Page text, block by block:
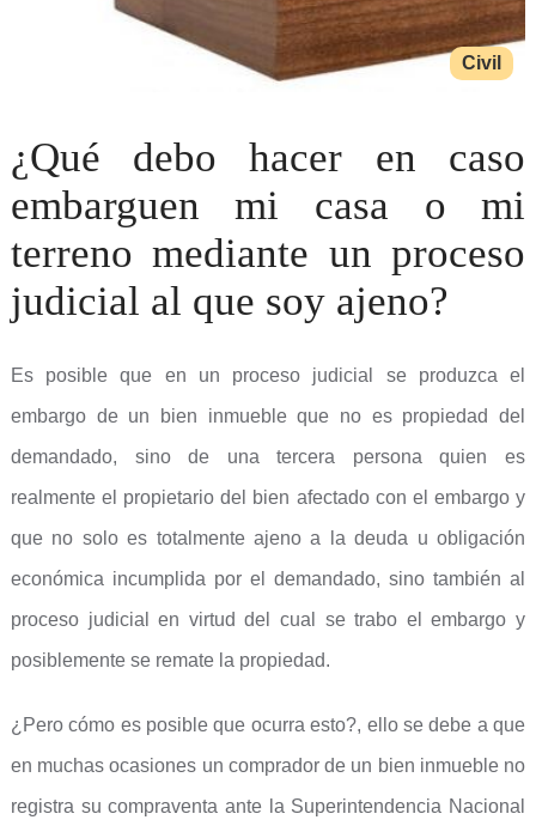
Civil
¿Qué debo hacer en caso
embarguen mi casa o mi
terreno mediante un proceso
judicial al que soy ajeno?
Es posible que en un proceso judicial se produzca el
embargo de un bien inmueble que no es propiedad del
demandado, sino de una tercera persona quien es
realmente el propietario del bien afectado con el embargo y
que no solo es totalmente ajeno a la deuda u obligación
económica incumplida por el demandado, sino también al
proceso judicial en virtud del cual se trabo el embargo y
posiblemente se remate la propiedad.
¿Pero cómo es posible que ocurra esto?, ello se debe a que
en muchas ocasiones un comprador de un bien inmueble no
registra su compraventa ante la Superintendencia Nacional